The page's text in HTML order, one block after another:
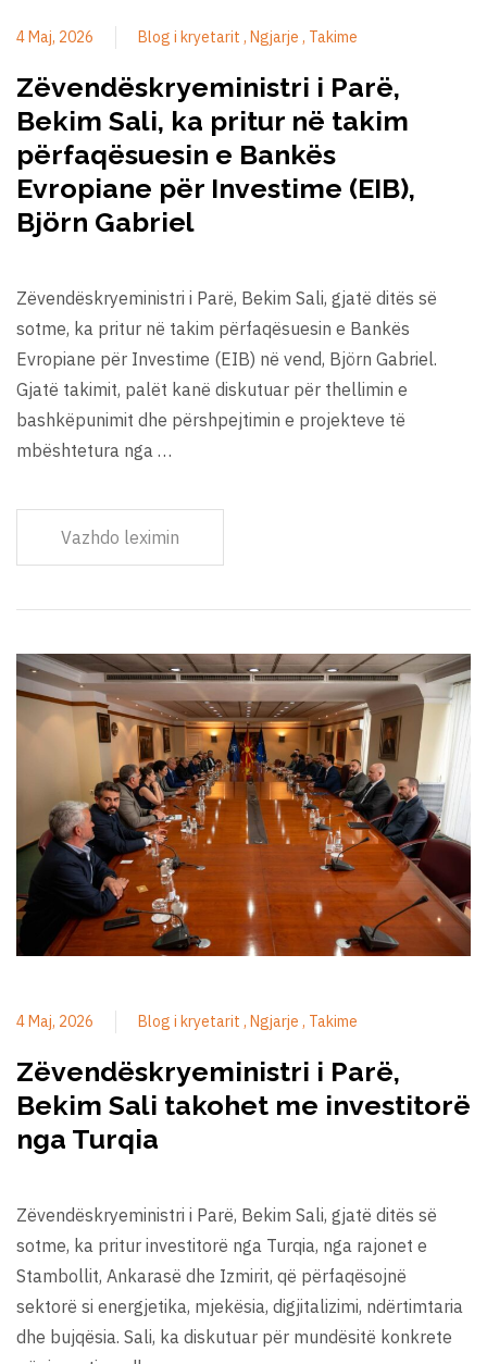
4 Maj, 2026 Blog i kryetarit Ngjarje Takime
Zëvendëskryeministri i Parë,
Bekim Sali, ka pritur në takim
përfaqësuesin e Bankës
Evropiane për Investime (EIB),
Björn Gabriel
Zëvendëskryeministri i Parë, Bekim Sali, gjatë ditës së
sotme, ka pritur në takim përfaqësuesin e Bankës
Evropiane për Investime (EIB) në vend, Björn Gabriel.
Gjatë takimit, palët kanë diskutuar për thellimin e
bashkëpunimit dhe përshpejtimin e projekteve të
mbështetura nga …
Vazhdo leximin
4 Maj, 2026 Blog i kryetarit Ngjarje Takime
Zëvendëskryeministri i Parë,
Bekim Sali takohet me investitorë
nga Turqia
Zëvendëskryeministri i Parë, Bekim Sali, gjatë ditës së
sotme, ka pritur investitorë nga Turqia, nga rajonet e
Stambollit, Ankarasë dhe Izmirit, që përfaqësojnë
sektorë si energjetika, mjekësia, digjitalizimi, ndërtimtaria
dhe bujqësia. Sali, ka diskutuar për mundësitë konkrete